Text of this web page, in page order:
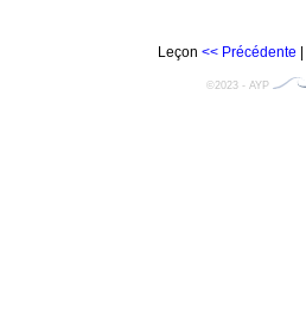
Leçon << Précédente
©2023 - AYP